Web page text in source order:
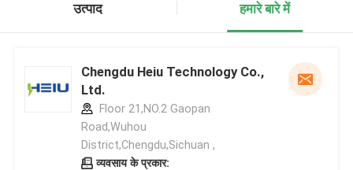
उत्पाद हमारे बारे में
Chengdu Heiu Technology Co.,
Ltd.
Floor 21,NO.2 Gaopan
Road,Wuhou
District,Chengdu,Sichuan ,
व्यवसाय के प्रकार: